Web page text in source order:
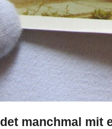
manchmal mit